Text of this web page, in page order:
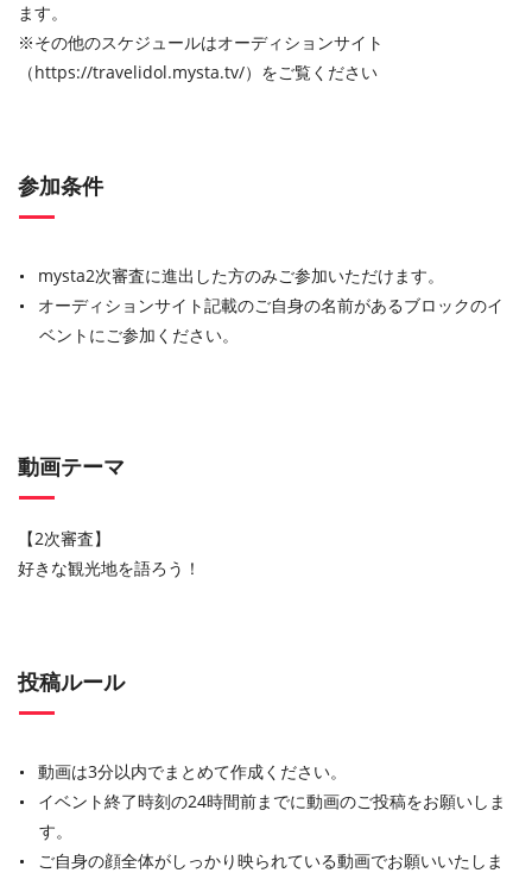
ます。
※その他のスケジュールはオーディションサイト
（https://travelidol.mysta.tv/）をご覧ください
参加条件
mysta2次審査に進出した方のみご参加いただけます。
オーディションサイト記載のご自身の名前があるブロックのイ
ベントにご参加ください。
動画テーマ
【2次審査】
好きな観光地を語ろう！
投稿ルール
動画は3分以内でまとめて作成ください。
イベント終了時刻の24時間前までに動画のご投稿をお願いしま
す。
ご自身の顔全体がしっかり映られている動画でお願いいたしま